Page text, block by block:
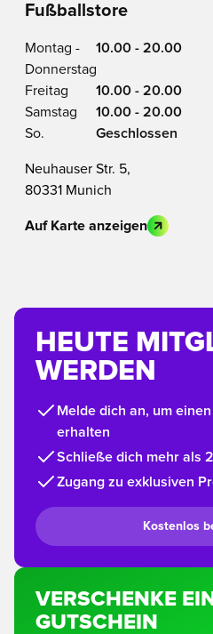
Fußballstore
Montag -
Donnerstag
10.00 - 20.00
Freitag
10.00 - 20.00
Samstag
10.00 - 20.00
So.
Geschlossen
Neuhauser Str. 5,
80331 Munich
Auf Karte anzeigen
HEUTE
WERDEN
Melde dich an, um
erhalten
Schließe dich mehr als
Zugang zu exklusiven
Kostenlos
VERSCHENKE
GUTSCHEIN